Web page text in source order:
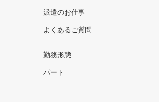
派遣のお仕事
よくあるご質問
勤務形態
パート